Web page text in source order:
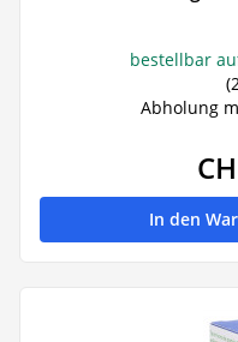
bestellbar
Abholung
In den